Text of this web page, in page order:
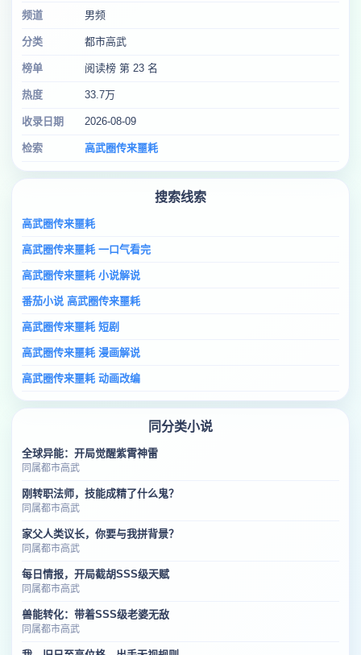
频道 男频
分类 都市高武
榜单 阅读榜 第 23 名
热度 33.7万
收录日期 2026-08-09
检索 高武圈传来噩耗
搜索线索
高武圈传来噩耗
高武圈传来噩耗 一口气看完
高武圈传来噩耗 小说解说
番茄小说 高武圈传来噩耗
高武圈传来噩耗 短剧
高武圈传来噩耗 漫画解说
高武圈传来噩耗 动画改编
同分类小说
全球异能：开局觉醒紫霄神雷
同属都市高武
刚转职法师，技能成精了什么鬼？
同属都市高武
家父人类议长，你要与我拼背景？
同属都市高武
每日情报，开局截胡SSS级天赋
同属都市高武
兽能转化：带着SSS级老婆无敌
同属都市高武